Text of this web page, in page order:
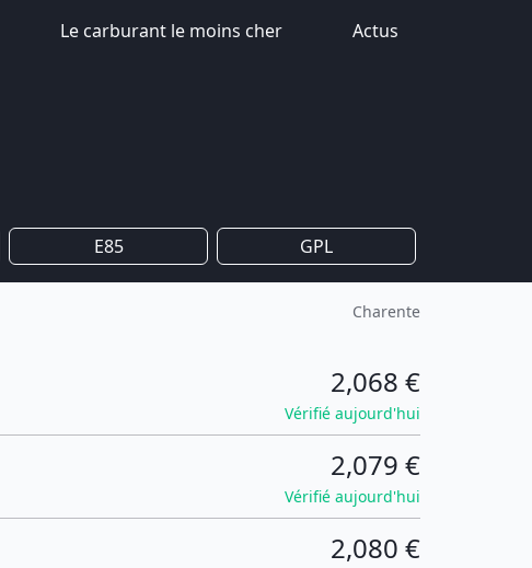
Le carburant le moins cher Actus
E85 GPL
Charente
2,068 €
Vérifié aujourd'hui
2,079 €
Vérifié aujourd'hui
2,080 €